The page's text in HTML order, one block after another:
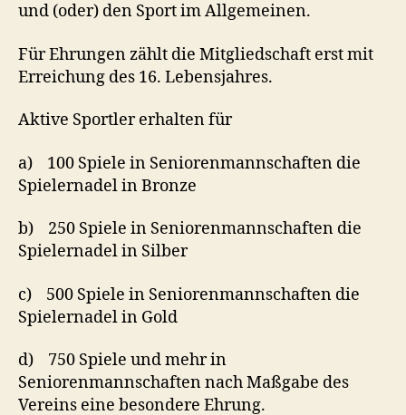
und (oder) den Sport im Allgemeinen.
Für Ehrungen zählt die Mitgliedschaft erst mit
Erreichung des 16. Lebensjahres.
Aktive Sportler erhalten für
a) 100 Spiele in Seniorenmannschaften die
Spielernadel in Bronze
b) 250 Spiele in Seniorenmannschaften die
Spielernadel in Silber
c) 500 Spiele in Seniorenmannschaften die
Spielernadel in Gold
d) 750 Spiele und mehr in
Seniorenmannschaften nach Maßgabe des
Vereins eine besondere Ehrung.